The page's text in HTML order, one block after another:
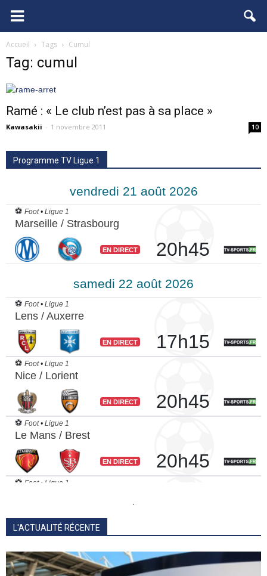
FCGB.net
Accueil Tags Cumul
Tag: cumul
Ramé : « Le club n’est pas à sa place »
Kawasakii - 1 novembre 2011 10
Programme TV Ligue 1
.
L'ACTUALITÉ RÉCENTE